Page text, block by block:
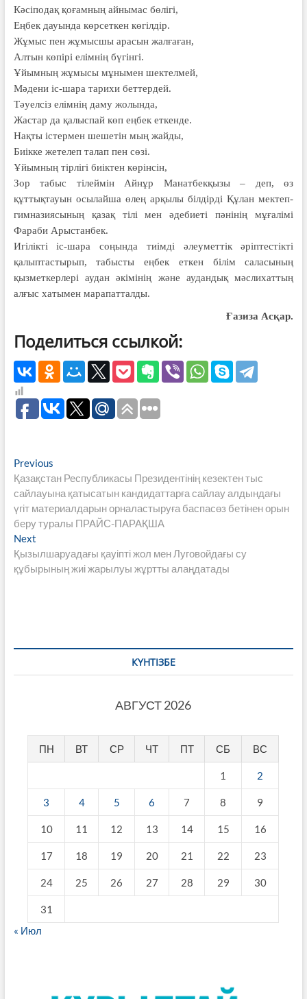
Кәсіподақ қоғамның айнымас бөлігі,
Еңбек дауында көрсеткен көгілдір.
Жұмыс пен жұмысшы арасын жалғаған,
Алтын көпірі елімнің бүгінгі.
Ұйымның жұмысы мұнымен шектелмей,
Мәдени іс-шара тарихи беттердей.
Тәуелсіз елімнің даму жолында,
Жастар да қалыспай көп еңбек еткенде.
Нақты істермен шешетін мың жайды,
Биікке жетелеп талап пен сөзі.
Ұйымның тірлігі биіктен көрінсін,
Зор табыс тілеймін Айнұр Манатбекқызы – деп, өз
құттықтауын осылайша өлең арқылы білдірді Құлан мектеп-
гимназиясының қазақ тілі мен әдебиеті пәнінің мұғалімі
Фараби Арыстанбек.
Игілікті іс-шара соңында тиімді әлеуметтік әріптестікті
қалыптастырып, табысты еңбек еткен білім саласының
қызметкерлері аудан әкімінің және аудандық мәслихаттың
алғыс хатымен марапатталды.
Ғазиза Асқар.
Поделиться ссылкой:
Навигация
по
записям
PreviousPrevious
post:
Қазақстан Республикасы Президентінің кезектен тыс
сайлауына қатысатын кандидаттарға сайлау алдындағы
үгіт материалдарын орналастыруға баспасөз бетінен орын
беру туралы ПРАЙС-ПАРАҚША
NextNext
post:
Қызылшаруадағы қауіпті жол мен Луговойдағы су
құбырының жиі жарылуы жұртты алаңдатады
КҮНТІЗБЕ
АВГУСТ 2026
ПН ВТ СР ЧТ ПТ СБ ВС
1 2
3 4 5 6 7 8 9
10 11 12 13 14 15 16
17 18 19 20 21 22 23
24 25 26 27 28 29 30
31
« Июл